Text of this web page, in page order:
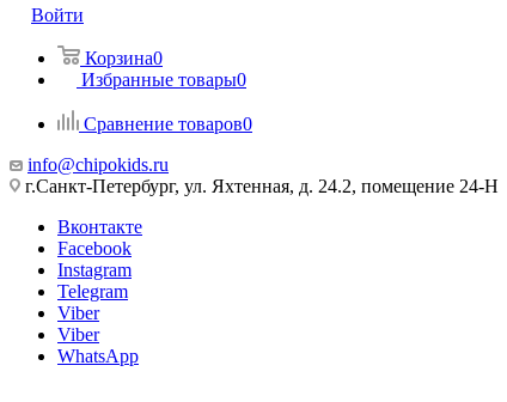
Войти
Корзина0
Избранные товары0
Сравнение товаров0
info@chipokids.ru
г.Санкт-Петербург, ул. Яхтенная, д. 24.2, помещение 24-Н
Вконтакте
Facebook
Instagram
Telegram
Viber
Viber
WhatsApp